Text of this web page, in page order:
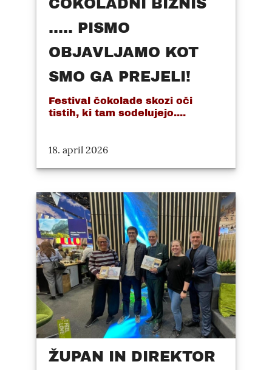
ČOKOLADNI BIZNIS
..... PISMO
OBJAVLJAMO KOT
SMO GA PREJELI!
Festival čokolade skozi oči
tistih, ki tam sodelujejo....
18. april 2026
ŽUPAN IN DIREKTOR